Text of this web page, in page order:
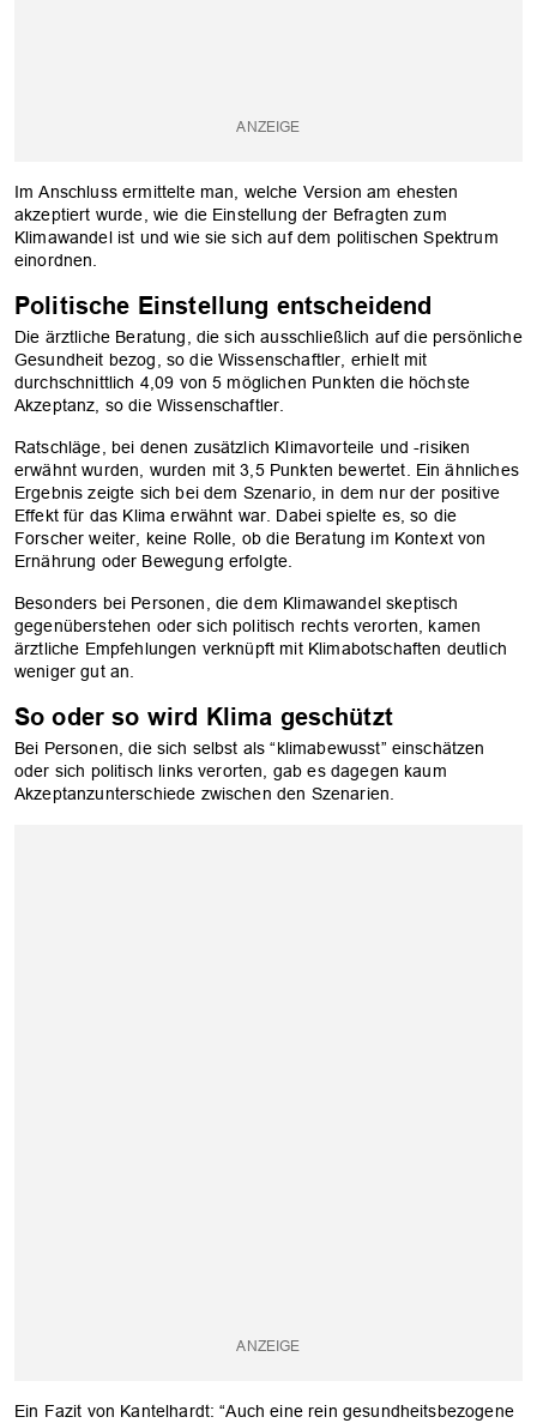
OK
Im Anschluss ermittelte man, welche Version am ehesten
akzeptiert wurde, wie die Einstellung der Befragten zum
Klimawandel ist und wie sie sich auf dem politischen Spektrum
einordnen.
Politische Einstellung entscheidend
Die ärztliche Beratung, die sich ausschließlich auf die persönliche
Gesundheit bezog, so die Wissenschaftler, erhielt mit
durchschnittlich 4,09 von 5 möglichen Punkten die höchste
Akzeptanz, so die Wissenschaftler.
Ratschläge, bei denen zusätzlich Klimavorteile und -risiken
erwähnt wurden, wurden mit 3,5 Punkten bewertet. Ein ähnliches
Ergebnis zeigte sich bei dem Szenario, in dem nur der positive
Effekt für das Klima erwähnt war. Dabei spielte es, so die
Forscher weiter, keine Rolle, ob die Beratung im Kontext von
Ernährung oder Bewegung erfolgte.
Besonders bei Personen, die dem Klimawandel skeptisch
gegenüberstehen oder sich politisch rechts verorten, kamen
ärztliche Empfehlungen verknüpft mit Klimabotschaften deutlich
weniger gut an.
So oder so wird Klima geschützt
Bei Personen, die sich selbst als “klimabewusst” einschätzen
oder sich politisch links verorten, gab es dagegen kaum
Akzeptanzunterschiede zwischen den Szenarien.
Ein Fazit von Kantelhardt: “Auch eine rein gesundheitsbezogene